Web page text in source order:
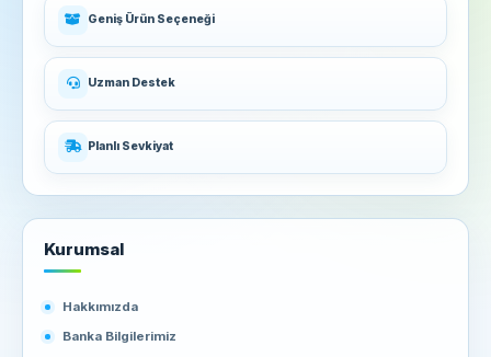
Geniş Ürün Seçeneği
Uzman Destek
Planlı Sevkiyat
Kurumsal
Hakkımızda
Banka Bilgilerimiz